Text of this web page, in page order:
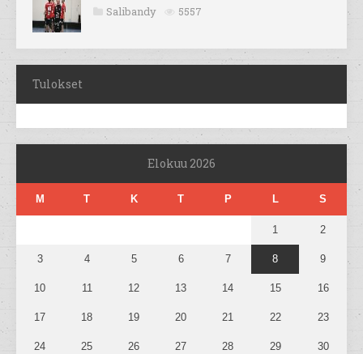
Salibandy 5557
Tulokset
Elokuu 2026
M T K T P L S
1 2
3 4 5 6 7 8 9
10 11 12 13 14 15 16
17 18 19 20 21 22 23
24 25 26 27 28 29 30